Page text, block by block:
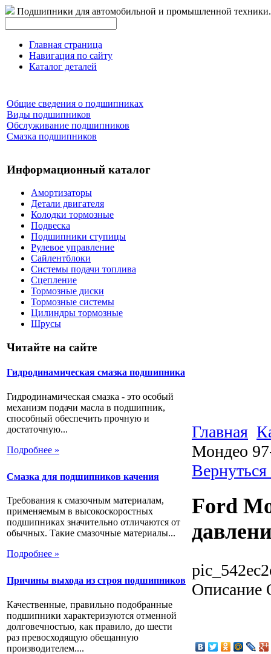
Подшипники для автомобильной и промышленной техники.
Главная страница
Навигация по сайту
Каталог деталей
Общие сведения о подшипниках
Виды подшипников
Обслуживание подшипников
Смазка подшипников
Информационный каталог
Амортизаторы
Детали двигателя
Колодки тормозные
Подвеска
Подшипники ступицы
Рулевое управление
Сайлентблоки
Системы подачи топлива
Сцепление
Тормозные диски
Тормозные системы
Цилиндры тормозные
Шрусы
Читайте на сайте
Гидродинамическая смазка подшипника
Гидродинамическая смазка - это особый
механизм подачи масла в подшипник,
способный обеспечить прочную и
достаточную...
Подробнее »
Смазка для подшипников качения
Требования к смазочным материалам,
применяемым в высокоскоростных
подшипниках значительно отличаются от
обычных. Такие смазочные материалы...
Подробнее »
Причины выхода из строя подшипников
Качественные, правильно подобранные
подшипники характеризуются отменной
долговечностью, как правило, до шести
раз превосходящую обещанную
производителем....
Главная
Мондео
Вернуться
Ford
Описание